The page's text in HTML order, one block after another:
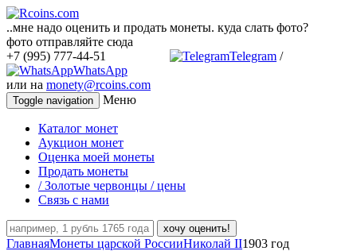
..мне надо оценить и продать монеты. куда слать фото?
фото отправляйте сюда
+7 (995) 777-44-51
Telegram /
WhatsApp
или на monety@rcoins.com
Toggle navigation Меню
Каталог монет
Аукцион монет
Оценка моей монеты
Продать монеты
/ Золотые червонцы / цены
Связь с нами
хочу оценить!
ГлавнаяМонеты царской РоссииНиколай II1903 год